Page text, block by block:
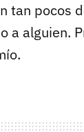
tan pocos
a alguien.